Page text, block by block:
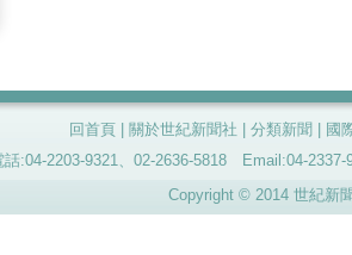
回首頁 關於世紀新聞社 分類新聞
國
:04-2203-9321、02-2636-5818 Email:04-
Copyright © 2014 世紀新